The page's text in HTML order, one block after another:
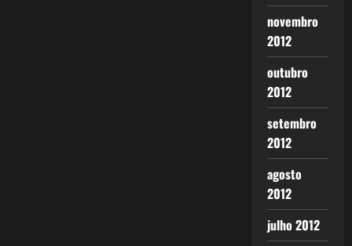
novembro
2012
outubro
2012
setembro
2012
agosto
2012
julho 2012